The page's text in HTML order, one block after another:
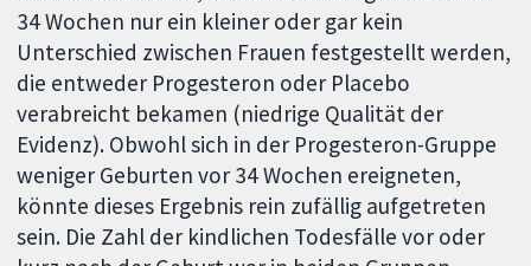
34 Wochen nur ein kleiner oder gar kein
Unterschied zwischen Frauen festgestellt werden,
die entweder Progesteron oder Placebo
verabreicht bekamen (niedrige Qualität der
Evidenz). Obwohl sich in der Progesteron-Gruppe
weniger Geburten vor 34 Wochen ereigneten,
könnte dieses Ergebnis rein zufällig aufgetreten
sein. Die Zahl der kindlichen Todesfälle vor oder